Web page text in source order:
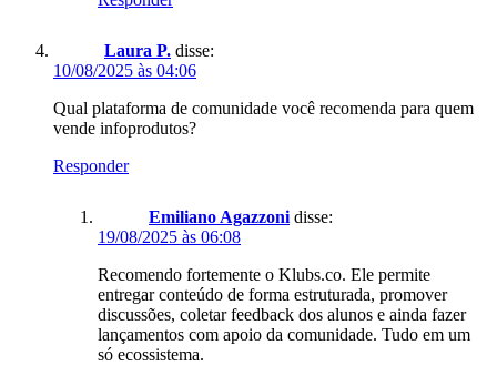
Laura P. disse:
10/08/2025 às 04:06
Qual plataforma de comunidade você recomenda para quem
vende infoprodutos?
Responder
Emiliano Agazzoni disse:
19/08/2025 às 06:08
Recomendo fortemente o Klubs.co. Ele permite
entregar conteúdo de forma estruturada, promover
discussões, coletar feedback dos alunos e ainda fazer
lançamentos com apoio da comunidade. Tudo em um
só ecossistema.